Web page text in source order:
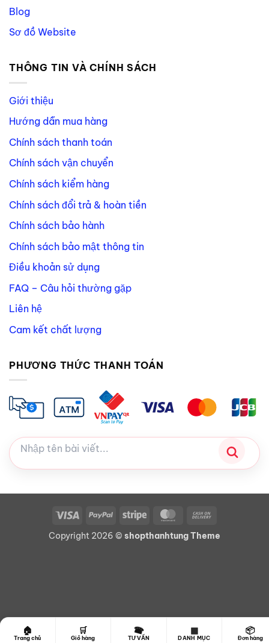
Blog
Sơ đồ Website
THÔNG TIN VÀ CHÍNH SÁCH
Giới thiệu
Hướng dẫn mua hàng
Chính sách thanh toán
Chính sách vận chuyển
Chính sách kiểm hàng
Chính sách đổi trả & hoàn tiền
Chính sách bảo hành
Chính sách bảo mật thông tin
Điều khoản sử dụng
FAQ – Câu hỏi thường gặp
Liên hệ
Cam kết chất lượng
PHƯƠNG THỨC THANH TOÁN
Visa PayPal Stripe MasterCard
Delivery
Copyright 2026 © shopthanhtung Theme
🏠
Trang chủ
🛒
Giỏ hàng
☎
TƯ VẤN
▦
DANH MỤC
📦
Đơn hàng